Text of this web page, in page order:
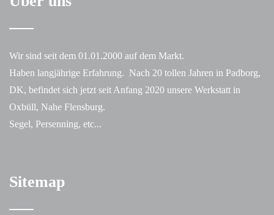
Wir sind seit dem 01.01.2000 auf dem Markt.
Haben langjährige Erfahrung. Nach 20 tollen Jahren in Padborg,
DK, befindet sich jetzt seit Anfang 2020 unsere Werkstatt in
Oxbüll, Nahe Flensburg.
Segel, Persenning, etc...
Sitemap